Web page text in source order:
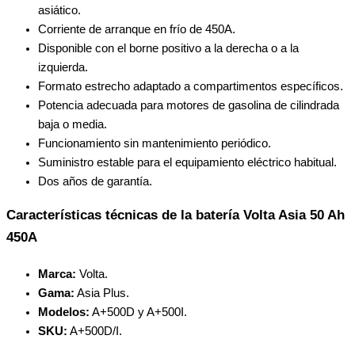
asiático.
Corriente de arranque en frío de 450A.
Disponible con el borne positivo a la derecha o a la
izquierda.
Formato estrecho adaptado a compartimentos específicos.
Potencia adecuada para motores de gasolina de cilindrada
baja o media.
Funcionamiento sin mantenimiento periódico.
Suministro estable para el equipamiento eléctrico habitual.
Dos años de garantía.
Características técnicas de la batería Volta Asia 50 Ah
450A
Marca: Volta.
Gama: Asia Plus.
Modelos: A+500D y A+500I.
SKU: A+500D/I.